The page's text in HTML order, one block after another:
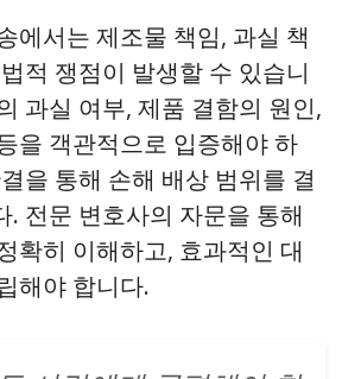
에서는 제조물 책임, 과실 책
적 쟁점이 발생할 수 있습니
과실 여부, 제품 결함의 원인,
을 객관적으로 입증해야 하
을 통해 손해 배상 범위를 결
. 전문 변호사의 자문을 통해
확히 이해하고, 효과적인 대
해야 합니다.